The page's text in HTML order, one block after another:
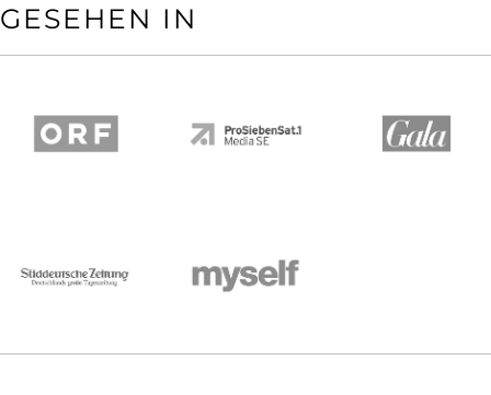
GESEHEN IN